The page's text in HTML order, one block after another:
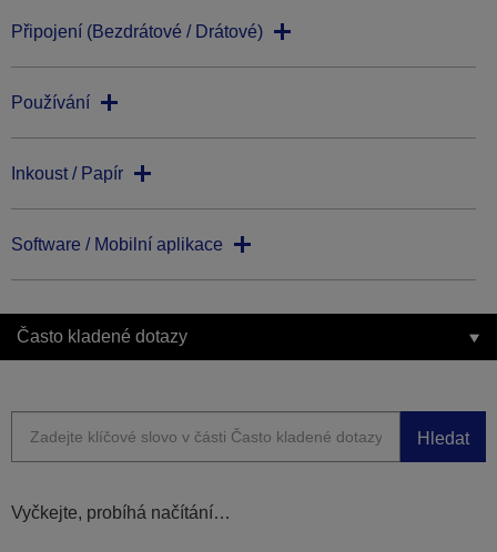
Připojení (Bezdrátové / Drátové)
Používání
Inkoust / Papír
Software / Mobilní aplikace
Často kladené dotazy
Hledat
Vyčkejte, probíhá načítání…